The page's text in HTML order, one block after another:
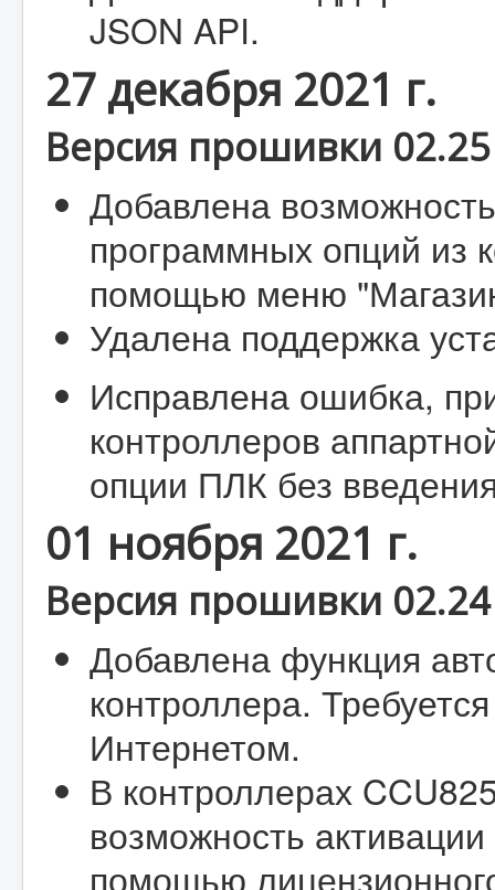
JSON API.
27 декабря 2021 г.
Версия прошивки
Добавлена
программных опций из
помощью меню
Удалена поддержка
Исправлена ошибка,
контроллеров
опции ПЛК без
01 ноября 2021 г.
Версия прошивки
Добавлена функция
контроллера.
Интернетом.
В контроллерах
возможность
помощью